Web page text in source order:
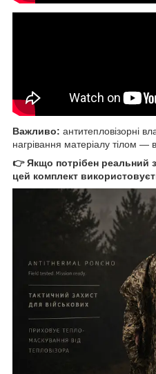
Важливо: антитепловізорні
нагрівання матеріалу тілом
👉 Якщо потрібен реальний
цей комплект